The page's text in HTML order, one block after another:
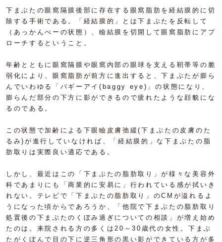
下まぶたの眼窩隔膜後部に存在する眼窩脂肪を経結膜的に切
除する手術である。「経結膜的」とは下まぶたを反転して
（あっかんべーの状態）、瞼結膜を切開して眼窩脂肪にアプ
ローチするということ。
年齢とともに眼窩隔膜や眼窩内部の眼球を支える靭帯等の脆
弱化により、眼窩脂肪が前方に進出すると、下まぶたが膨ら
んでいわゆる「バギーアイ(baggy eye)」の状態になり、
膨らんだ部分の下方に影ができるので疲れたような顔貌にな
るのである。
この状態で加齢による下眼瞼皮膚弛緩(下まぶたの皮膚のた
るみ)が進行していなければ、「経結膜的」な下まぶたの脂
肪取りは実際良い適応である。
しかし、最近はこの「下まぶたの脂肪取り」が様々な美容外
科であまりにも「商業的に安易に」行われている感が拭いき
れない。テレビで「下まぶたの脂肪取り」のCMが溢れるよ
うになった頃からであろうか、「他院で下まぶたの脂肪取り
処置後の下まぶたのくぼみ過ぎについての相談」が増え始め
たのは。来院される方の多くは20～30歳代の女性。下まぶ
たがくぼんで目の下に逆三角形の黒い影ができている方が多